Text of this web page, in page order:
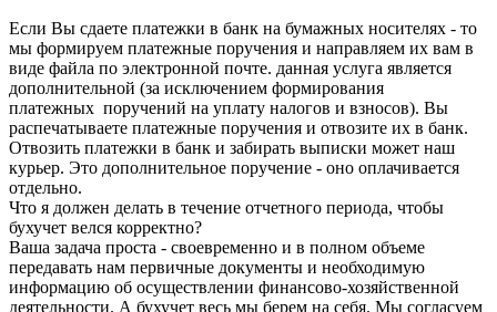
Если Вы сдаете платежки в банк на бумажных носителях - то
мы формируем платежные поручения и направляем их вам в
виде файла по электронной почте. данная услуга является
дополнительной (за исключением формирования
платежных поручений на уплату налогов и взносов). Вы
распечатываете платежные поручения и отвозите их в банк.
Отвозить платежки в банк и забирать выписки может наш
курьер. Это дополнительное поручение - оно оплачивается
отдельно.
Что я должен делать в течение отчетного периода, чтобы
бухучет велся корректно?
Ваша задача проста - своевременно и в полном объеме
передавать нам первичные документы и необходимую
информацию об осуществлении финансово-хозяйственной
деятельности. А бухучет весь мы берем на себя. Мы согласуем